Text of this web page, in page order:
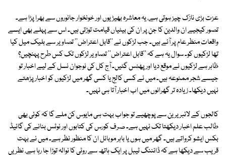
عزت بڑی نازک چیز ہوتی ہے، یہ معاشرہ بھیڑیوں اور خونخوار جانوروں سے بھرا پڑا ہے۔
تصور کیجیے ان والدین کا جن پر ان کی بیٹیاں قیامت توڑتی ہیں۔ اس سے پہلے بھی ایسے
واقعات منظر عام پر آئے ہیں۔ جب لڑکوں نے ''قابل اعتراض'' تصاویر سے بلیک میل کیا
تھا لڑکیوں کو۔ سوال یہ ہے کہ ''قابل اعتراض'' تصاویر لڑکوں تک کس طرح پہنچیں؟
ظاہر ہے لڑکیوں نے موقع دیا اور پھنس گئیں۔ آج کل کی نوجوان نسل کے لیے اخبار تو
جیسے شجر ممنوعہ ہیں۔ میں نے کسی کالج یا کسی گھر میں لڑکیوں کو اخبار پڑھتے
نہیں دیکھا۔ زیادہ تر گھرانوں میں اب اخبار آتا ہی نہیں۔
کالجوں کے لائبریرین سے پوچھیے تو جواب بہت ہی مایوس کن ملے گا کہ کوئی بھی
طالب علم اخبار دیکھتا تک نہیں ہے۔ صرف کورس کی کتابوں اور نوٹس بنانے کی گائیڈ
بکس ایشو کرواتے ہیں۔ گھر میں ہوں یا باہر موبائل ان کا منظور نظر ہے۔ میں نے بہت
قریب سے دیکھا ہے کہ ڈائننگ ٹیبل پر ایک ہاتھ سے روٹی کا نوالہ توڑا جا رہا ہے، نظریں